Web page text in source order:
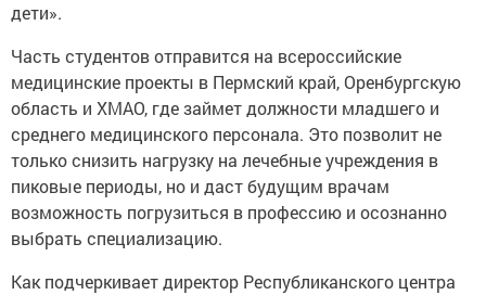
дети».
Часть студентов отправится на всероссийские
медицинские проекты в Пермский край, Оренбургскую
область и ХМАО, где займет должности младшего и
среднего медицинского персонала. Это позволит не
только снизить нагрузку на лечебные учреждения в
пиковые периоды, но и даст будущим врачам
возможность погрузиться в профессию и осознанно
выбрать специализацию.
Как подчеркивает директор Республиканского центра